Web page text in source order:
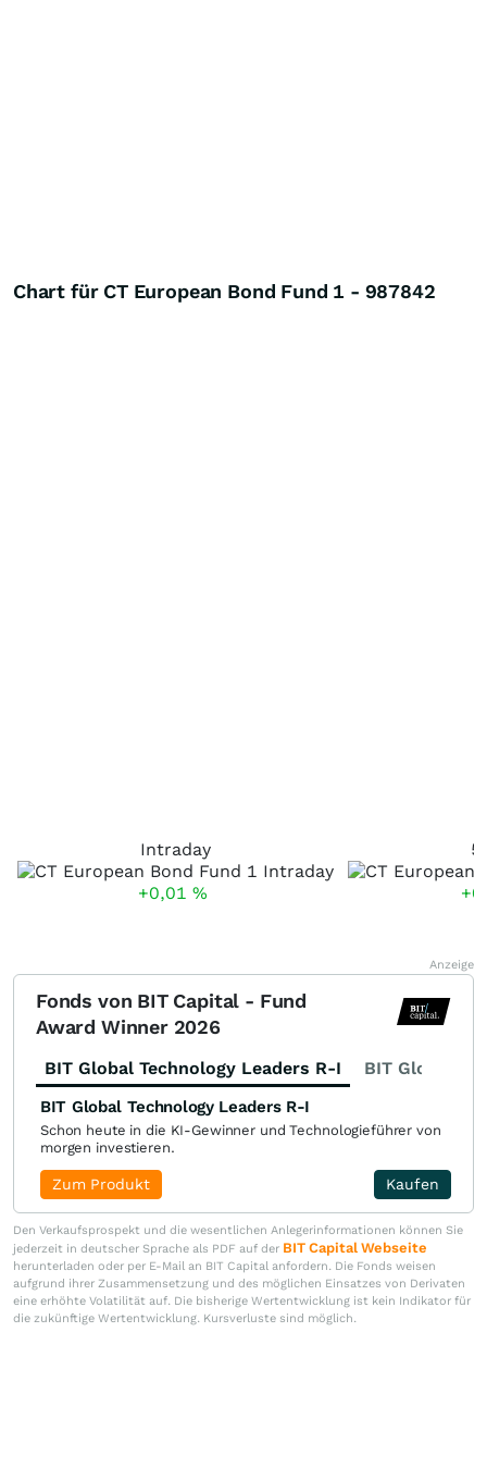
Chart für CT European Bond Fund 1 - 987842
Intraday
+0,01 %
5
Anzeige
Fonds von BIT Capital - Fund
Award Winner 2026
BIT Global Technology Leaders R-I BIT Global
BIT Global Technology Leaders R-I
Schon heute in die KI-Gewinner und Technologieführer von
morgen investieren.
Kaufen
Zum Produkt
Den Verkaufsprospekt und die wesentlichen Anlegerinformationen können Sie
jederzeit in deutscher Sprache als PDF auf der BIT Capital Webseite
herunterladen oder per E-Mail an BIT Capital anfordern. Die Fonds weisen
aufgrund ihrer Zusammensetzung und des möglichen Einsatzes von Derivaten
eine erhöhte Volatilität auf. Die bisherige Wertentwicklung ist kein Indikator für
die zukünftige Wertentwicklung. Kursverluste sind möglich.